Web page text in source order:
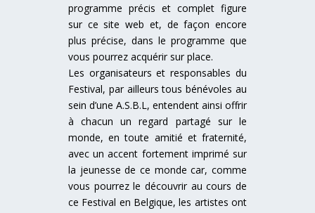
programme précis et complet figure
sur ce site web et, de façon encore
plus précise, dans le programme que
vous pourrez acquérir sur place.
Les organisateurs et responsables du
Festival, par ailleurs tous bénévoles au
sein d’une A.S.B.L, entendent ainsi offrir
à chacun un regard partagé sur le
monde, en toute amitié et fraternité,
avec un accent fortement imprimé sur
la jeunesse de ce monde car, comme
vous pourrez le découvrir au cours de
ce Festival en Belgique, les artistes ont